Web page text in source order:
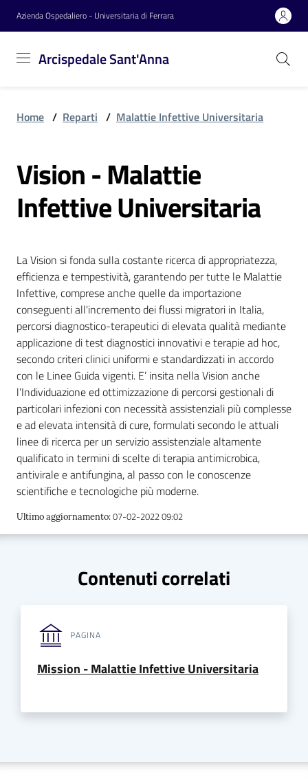
Vai al contenuto
Vai alla navigazione
Vai al footer
Azienda Ospedaliero - Universitaria di Ferrara
Arcispedale Sant'Anna
Sant'Anna
Azienda
Servizi
Novità
C
a
r
t
a
d
e
i
d
Home / Reparti / Malattie Infettive Universitaria
Vision - Malattie
Infettive Universitaria
La Vision si fonda sulla costante ricerca di appropriatezza,
efficienza e tempestività, garantendo per tutte le Malattie
Infettive, comprese anche quelle da importazione
conseguenti all'incremento dei flussi migratori in Italia,
percorsi diagnostico-terapeutici di elevata qualità mediante
applicazione di test diagnostici innovativi e terapie ad hoc,
secondo criteri clinici uniformi e standardizzati in accordo
con le Linee Guida vigenti. E’ insita nella Vision anche
l’Individuazione ed ottimizzazione di percorsi gestionali di
particolari infezioni con necessità assistenziali più complesse
e ad elevata intensità di cure, formulati secondo le attuali
linee di ricerca per un servizio assistenziale altamente
qualificato in termini di scelte di terapia antimicrobica,
antivirale e antifungina, al passo con le conoscenze
scientifiche e tecnologiche più moderne.
Ultimo aggiornamento:07-02-2022 09:02
Contenuti correlati
PAGINA
Mission - Malattie Infettive Universitaria